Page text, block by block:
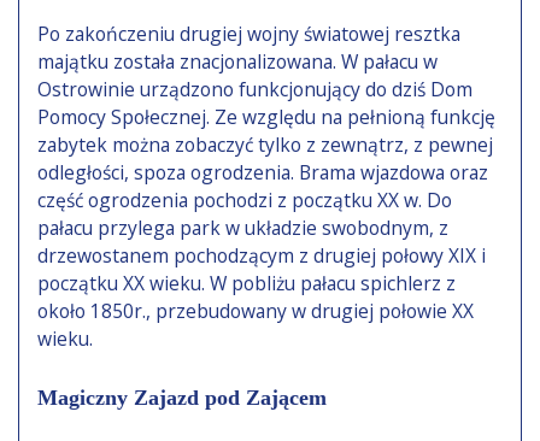
Po zakończeniu drugiej wojny światowej resztka
majątku została znacjonalizowana. W pałacu w
Ostrowinie urządzono funkcjonujący do dziś Dom
Pomocy Społecznej. Ze względu na pełnioną funkcję
zabytek można zobaczyć tylko z zewnątrz, z pewnej
odległości, spoza ogrodzenia. Brama wjazdowa oraz
część ogrodzenia pochodzi z początku XX w. Do
pałacu przylega park w układzie swobodnym, z
drzewostanem pochodzącym z drugiej połowy XIX i
początku XX wieku. W pobliżu pałacu spichlerz z
około 1850r., przebudowany w drugiej połowie XX
wieku.
Magiczny Zajazd pod Zającem